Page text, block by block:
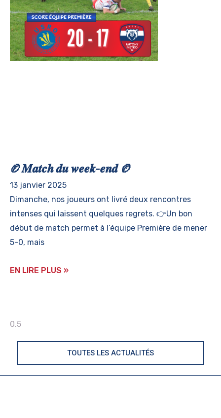
🏉𝑴𝒂𝒕𝒄𝒉 𝒅𝒖 𝒘𝒆𝒆𝒌-𝒆𝒏𝒅 🏉
13 janvier 2025
Dimanche, nos joueurs ont livré deux rencontres
intenses qui laissent quelques regrets. 👉Un bon
début de match permet à l’équipe Première de mener
5-0, mais
EN LIRE PLUS »
TOUTES LES ACTUALITÉS